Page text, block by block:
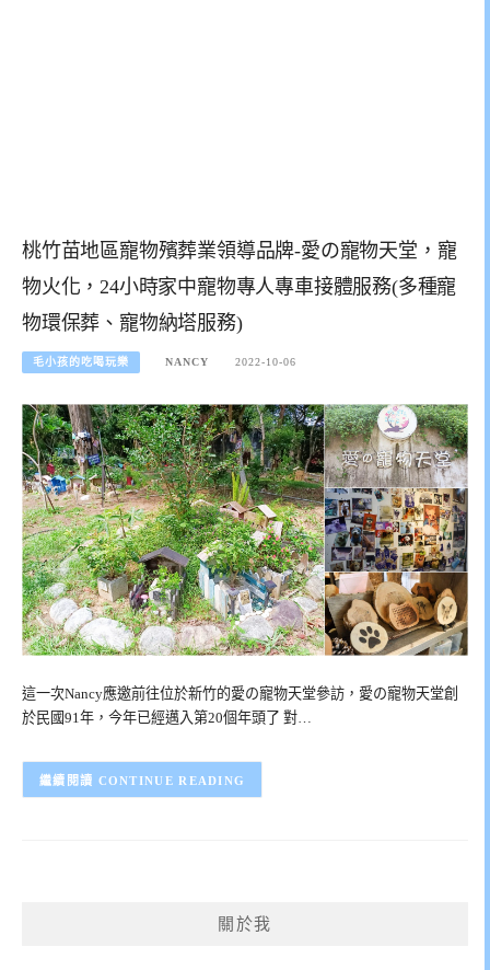
桃竹苗地區寵物殯葬業領導品牌-愛の寵物天堂，寵
物火化，24小時家中寵物專人專車接體服務(多種寵
物環保葬、寵物納塔服務)
毛小孩的吃喝玩樂 NANCY 2022-10-06
這一次Nancy應邀前往位於新竹的愛の寵物天堂參訪，愛の寵物天堂創
於民國91年，今年已經邁入第20個年頭了 對…
CONTINUE READING
關於我